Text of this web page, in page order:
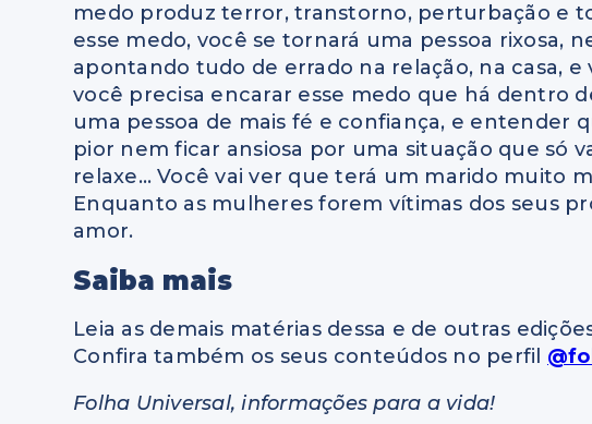
medo produz terror, transtorno, perturbação e
esse medo, você se tornará uma pessoa rixosa,
apontando tudo de errado na relação, na casa,
você precisa encarar esse medo que há dentro
uma pessoa de mais fé e confiança, e entender
pior nem ficar ansiosa por uma situação que só
relaxe… Você vai ver que terá um marido muito
Enquanto as mulheres forem vítimas dos seus
amor.
Saiba mais
Leia as demais matérias dessa e de outras
Confira também os seus conteúdos no perfil
Folha Universal, informações para a vida!